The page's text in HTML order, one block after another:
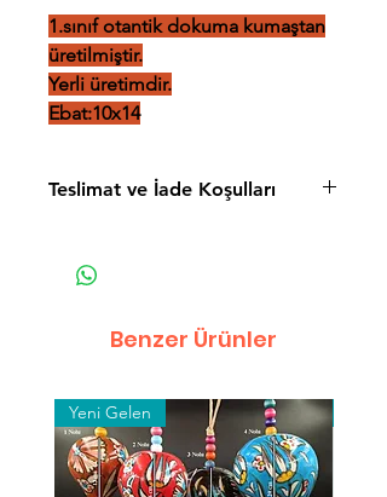
1.sınıf otantik dokuma kumaştan
üretilmiştir.
Yerli üretimdir.
Ebat:10x14
Teslimat ve İade Koşulları
Mesafeli Satış Sözleşmesi
Benzer Ürünler
Yeni Gelen